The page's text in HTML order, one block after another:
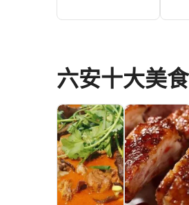
六安十大美